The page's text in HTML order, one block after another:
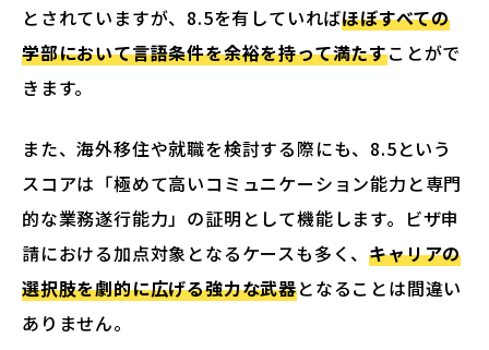
とされていますが、8.5を有していればほぼすべての
学部において言語条件を余裕を持って満たすことがで
きます。
また、海外移住や就職を検討する際にも、8.5という
スコアは「極めて高いコミュニケーション能力と専門
的な業務遂行能力」の証明として機能します。ビザ申
請における加点対象となるケースも多く、キャリアの
選択肢を劇的に広げる強力な武器となることは間違い
ありません。